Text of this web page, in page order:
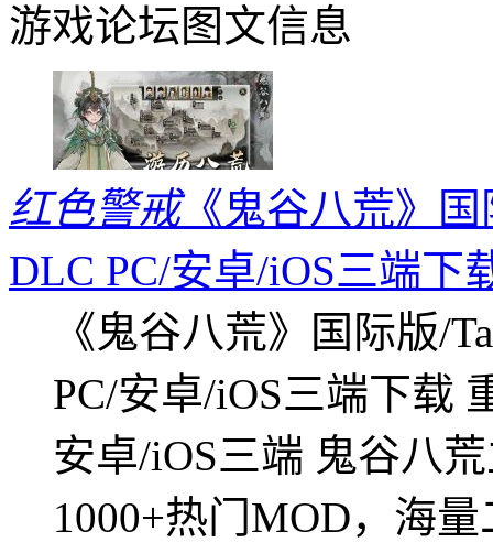
游戏论坛图文信息
红色警戒《鬼谷八荒》国
DLC PC/安卓/iOS三端下
《鬼谷八荒》国际版/
PC/安卓/iOS三端下载
安卓/iOS三端 鬼谷八
1000+热门MOD，海